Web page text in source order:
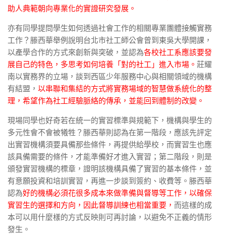
助人典範朝向專業化的實證研究發展。
亦有同學提問學生如何透過社會工作的相關專業團體接觸實務
工作？滕西華舉例說明台北市社工師公會曾到東吳大學開課，
以產學合作的方式來創新與突破，並認為各校社工系應該要發
展自己的特色，多思考如何培養「對的社工」進入市場。 莊耀
南以實務界的立場，談到西區少年服務中心與相關領域的機構
有結盟， 以串聯和集結的方式將實務場域的智慧做系統化的整
理，希望作為社工經驗脈絡的傳承，並能回到體制的改變。
現場同學也好奇若在統一的實習標準與規範下，機構與學生的
多元性會不會被犧牲？滕西華則認為在第一階段，應該先評定
出實習機構須要具備那些條件，再提供給學校，而實習生也應
該具備需要的條件，才能準備好才進入實習；第二階段，則是
頒發實習機構的標章，證明該機構具備了實習的基本條件，並
有意願投資和培訓實習，再進一步談到簽約、收費等。滕西華
認為好的機構必須花很多成本來做準備與督導等工作，以確保
實習生的選擇和方向，因此督導訓練也相當重要， 而這樣的成
本可以用什麼樣的方式反映則可再討論，以避免不正義的情形
發生。